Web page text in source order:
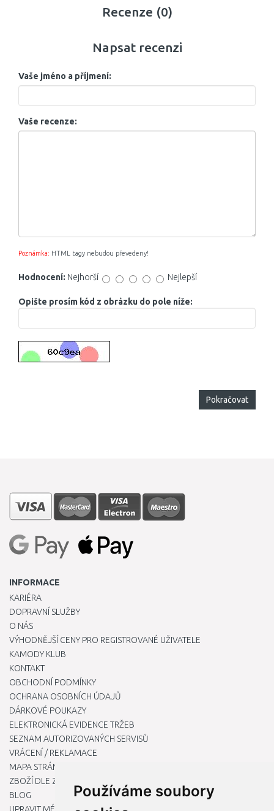
Používáme soubory
Recenze (0)
Napsat recenzi
Vaše jméno a příjmení:
Vaše recenze:
Poznámka: HTML tagy nebudou převedeny!
Hodnocení: Nejhorší Nejlepší
Opište prosím kód z obrázku do pole níže:
Pokračovat
INFORMACE
KARIÉRA
DOPRAVNÍ SLUŽBY
O NÁS
VÝHODNĚJŠÍ CENY PRO REGISTROVANÉ UŽIVATELE
KAMODY KLUB
KONTAKT
OBCHODNÍ PODMÍNKY
OCHRANA OSOBNÍCH ÚDAJŮ
DÁRKOVÉ POUKAZY
ELEKTRONICKÁ EVIDENCE TRŽEB
SEZNAM AUTORIZOVANÝCH SERVISŮ
VRÁCENÍ / REKLAMACE
MAPA STRÁNKY
ZBOŽÍ DLE ZNAČEK
BLOG